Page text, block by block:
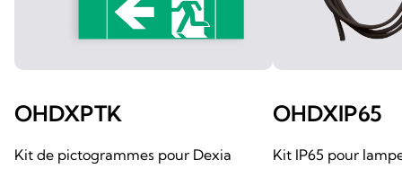
OHDXPTK
Kit de pictogrammes pour Dexia
OHDXIP65
Kit IP65 pour